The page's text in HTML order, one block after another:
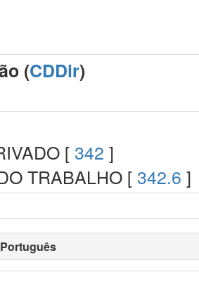
(CDDir)
[ 342 ]
TRABALHO [ 342.6 ]